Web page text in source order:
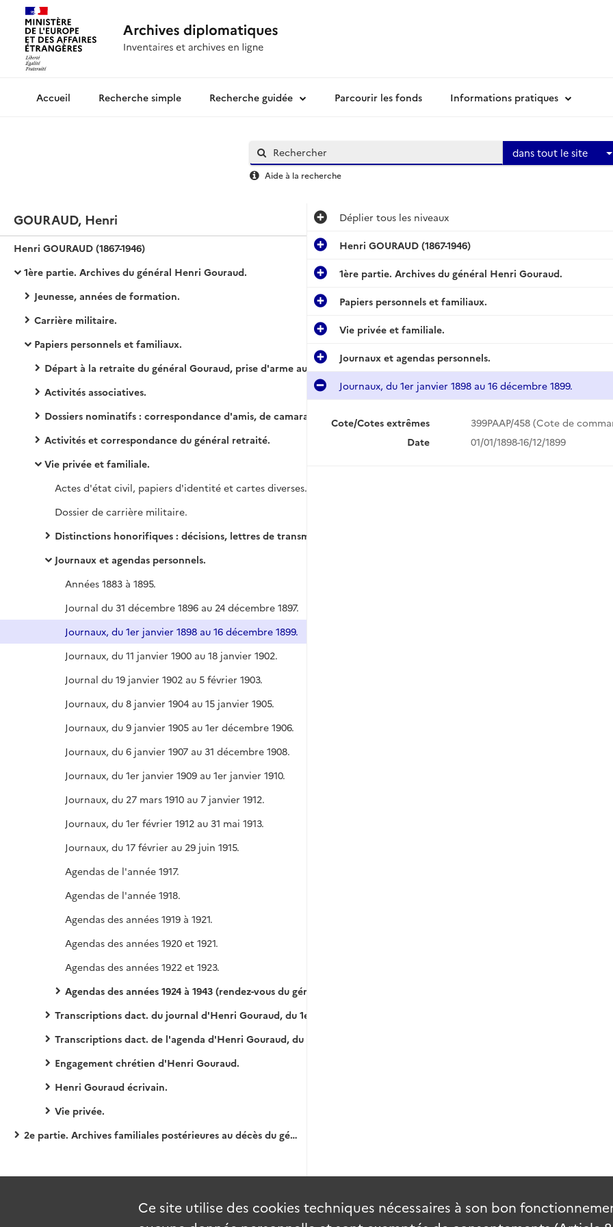
Archives diplomatiquesRecherche simple Recherche guidée Parcourir les fonds Informations pratiques
dans tout le site
Aide à la recherche
GOURAUD, Henri
Henri GOURAUD (1867-1946)
1ère partie. Archives du général Henri Gouraud.
Jeunesse, années de formation.
Carrière militaire.
Papiers personnels et familiaux.
Départ à la retraite du général Gouraud, prise d'arme aux Invalides le 17 novembre 1937, remise d'un fanion d'honneur par ses anciens soldats le 9 janvier 1938 dans la cour d'honneur des Invalides.
Activités associatives.
Dossiers nominatifs : correspondance d'amis, de camarades, de relations (papiers de fonction, interventions, sollicitations diverses, félicitations adressées au général et remerciements suite à des félicitations adressées par le général), documentation sur le personnage, ses écrits, sa postérité.
Activités et correspondance du général retraité.
Vie privée et familiale.
Actes d'état civil, papiers d'identité et cartes diverses.
Dossier de carrière militaire.
Distinctions honorifiques : décisions, lettres de transmission, brevets et diplômes, presse.
Journaux et agendas personnels.
Années 1883 à 1895.
Journal du 31 décembre 1896 au 24 décembre 1897.
Journaux, du 1er janvier 1898 au 16 décembre 1899.
Journaux, du 11 janvier 1900 au 18 janvier 1902.
Journal du 19 janvier 1902 au 5 février 1903.
Journaux, du 8 janvier 1904 au 15 janvier 1905.
Journaux, du 9 janvier 1905 au 1er décembre 1906.
Journaux, du 6 janvier 1907 au 31 décembre 1908.
Journaux, du 1er janvier 1909 au 1er janvier 1910.
Journaux, du 27 mars 1910 au 7 janvier 1912.
Journaux, du 1er février 1912 au 31 mai 1913.
Journaux, du 17 février au 29 juin 1915.
Agendas de l'année 1917.
Agendas de l'année 1918.
Agendas des années 1919 à 1921.
Agendas des années 1920 et 1921.
Agendas des années 1922 et 1923.
Agendas des années 1924 à 1943 (rendez-vous du général Gouraud et notes du général et de son secrétaire), sur des pages volantes de calepin classeur assemblées par semestre avec des attaches parisiennes, dact., impr., ms., crayon et encre.
Transcriptions dact. du journal d'Henri Gouraud, du 1er janvier au 31 décembre 1907.
Transcriptions dact. de l'agenda d'Henri Gouraud, du 1er janvier 1928 au 14 octobre 1932.
Engagement chrétien d'Henri Gouraud.
Henri Gouraud écrivain.
Vie privée.
2e partie. Archives familiales postérieures au décès du général Henri Gouraud.
Déplier tous les niveaux
Henri GOURAUD (1867-1946)
1ère partie. Archives du général Henri Gouraud.
Papiers personnels et familiaux.
Vie privée et familiale.
Journaux et agendas personnels.
Journaux, du 1er janvier 1898 au 16 décembre 1899.
Cote/Cotes extrêmes
399PAAP/458 (Cote de
Date
01/01/1898-16/12/1899
Ce site utilise des cookies techniques nécessaires à son bon